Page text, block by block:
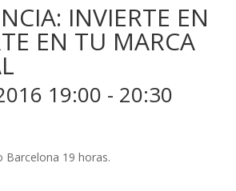
INVIERTE EN
EN TU MARCA
19:00 - 20:30
Barcelona 19 horas.